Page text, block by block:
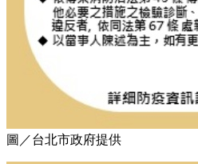
圖／台北市政府提供